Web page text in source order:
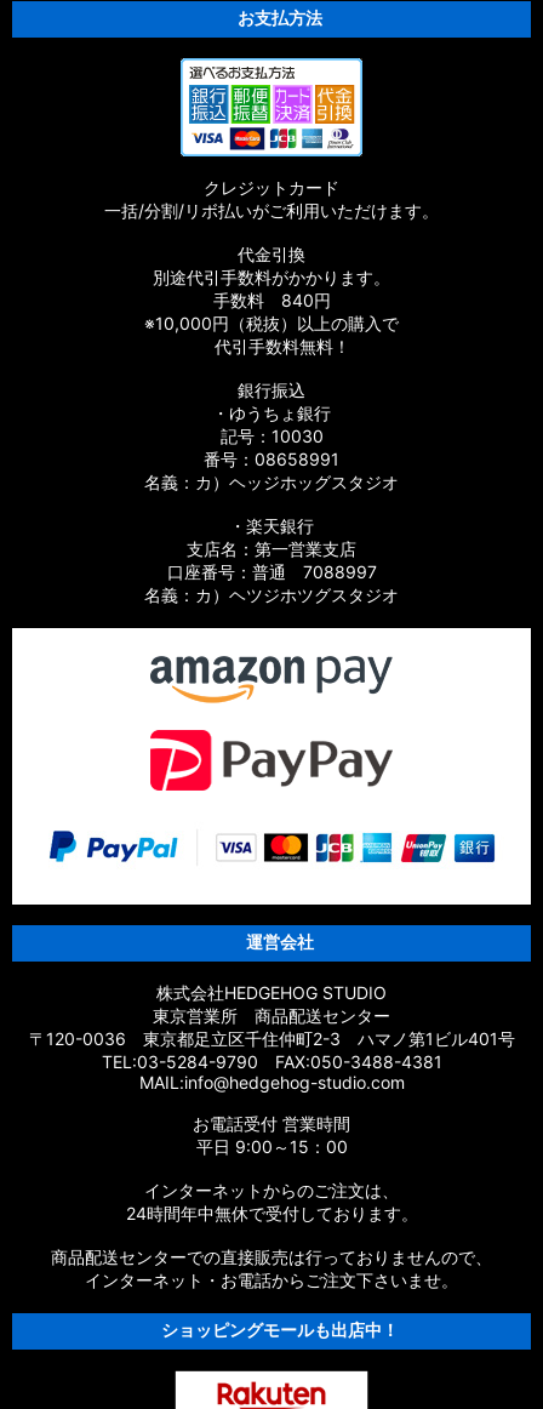
お支払方法
クレジットカード
一括/分割/リボ払いがご利用いただけます。
代金引換
別途代引手数料がかかります。
手数料 840円
※10,000円（税抜）以上の購入で
代引手数料無料！
銀行振込
・ゆうちょ銀行
記号：10030
番号：08658991
名義：カ）ヘッジホッグスタジオ
・楽天銀行
支店名：第一営業支店
口座番号：普通 7088997
名義：カ）ヘツジホツグスタジオ
運営会社
株式会社HEDGEHOG STUDIO
東京営業所 商品配送センター
〒120-0036 東京都足立区千住仲町2-3 ハマノ第1ビル401号
TEL:03-5284-9790 FAX:050-3488-4381
MAIL:info@hedgehog-studio.com
お電話受付 営業時間
平日 9:00～15：00
インターネットからのご注文は、
24時間年中無休で受付しております。
商品配送センターでの直接販売は行っておりませんので、
インターネット・お電話からご注文下さいませ。
ショッピングモールも出店中！